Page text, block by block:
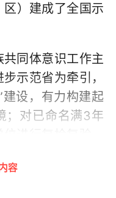
）建成了全国示
同体意识工作主
示范省为牵引，
设，有力构建起
；对已命名满3年
“牌子到手、创建
创建工作实现了从
容